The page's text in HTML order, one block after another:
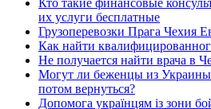
Кто такие финансовые
их услуги бесплатные
Грузоперевозки Прага Чехия
Как найти
Не получается найти врача в
Могут ли беженцы из
потом вернуться?
Допомога українцям із зони